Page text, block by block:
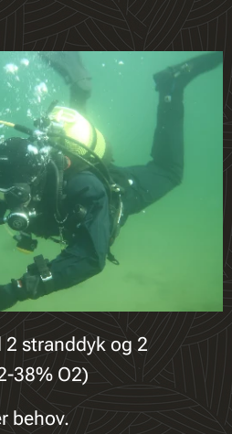
2 stranddyk og 2
38% O2)
behov.